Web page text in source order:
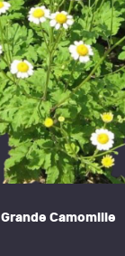
Grande Camomille